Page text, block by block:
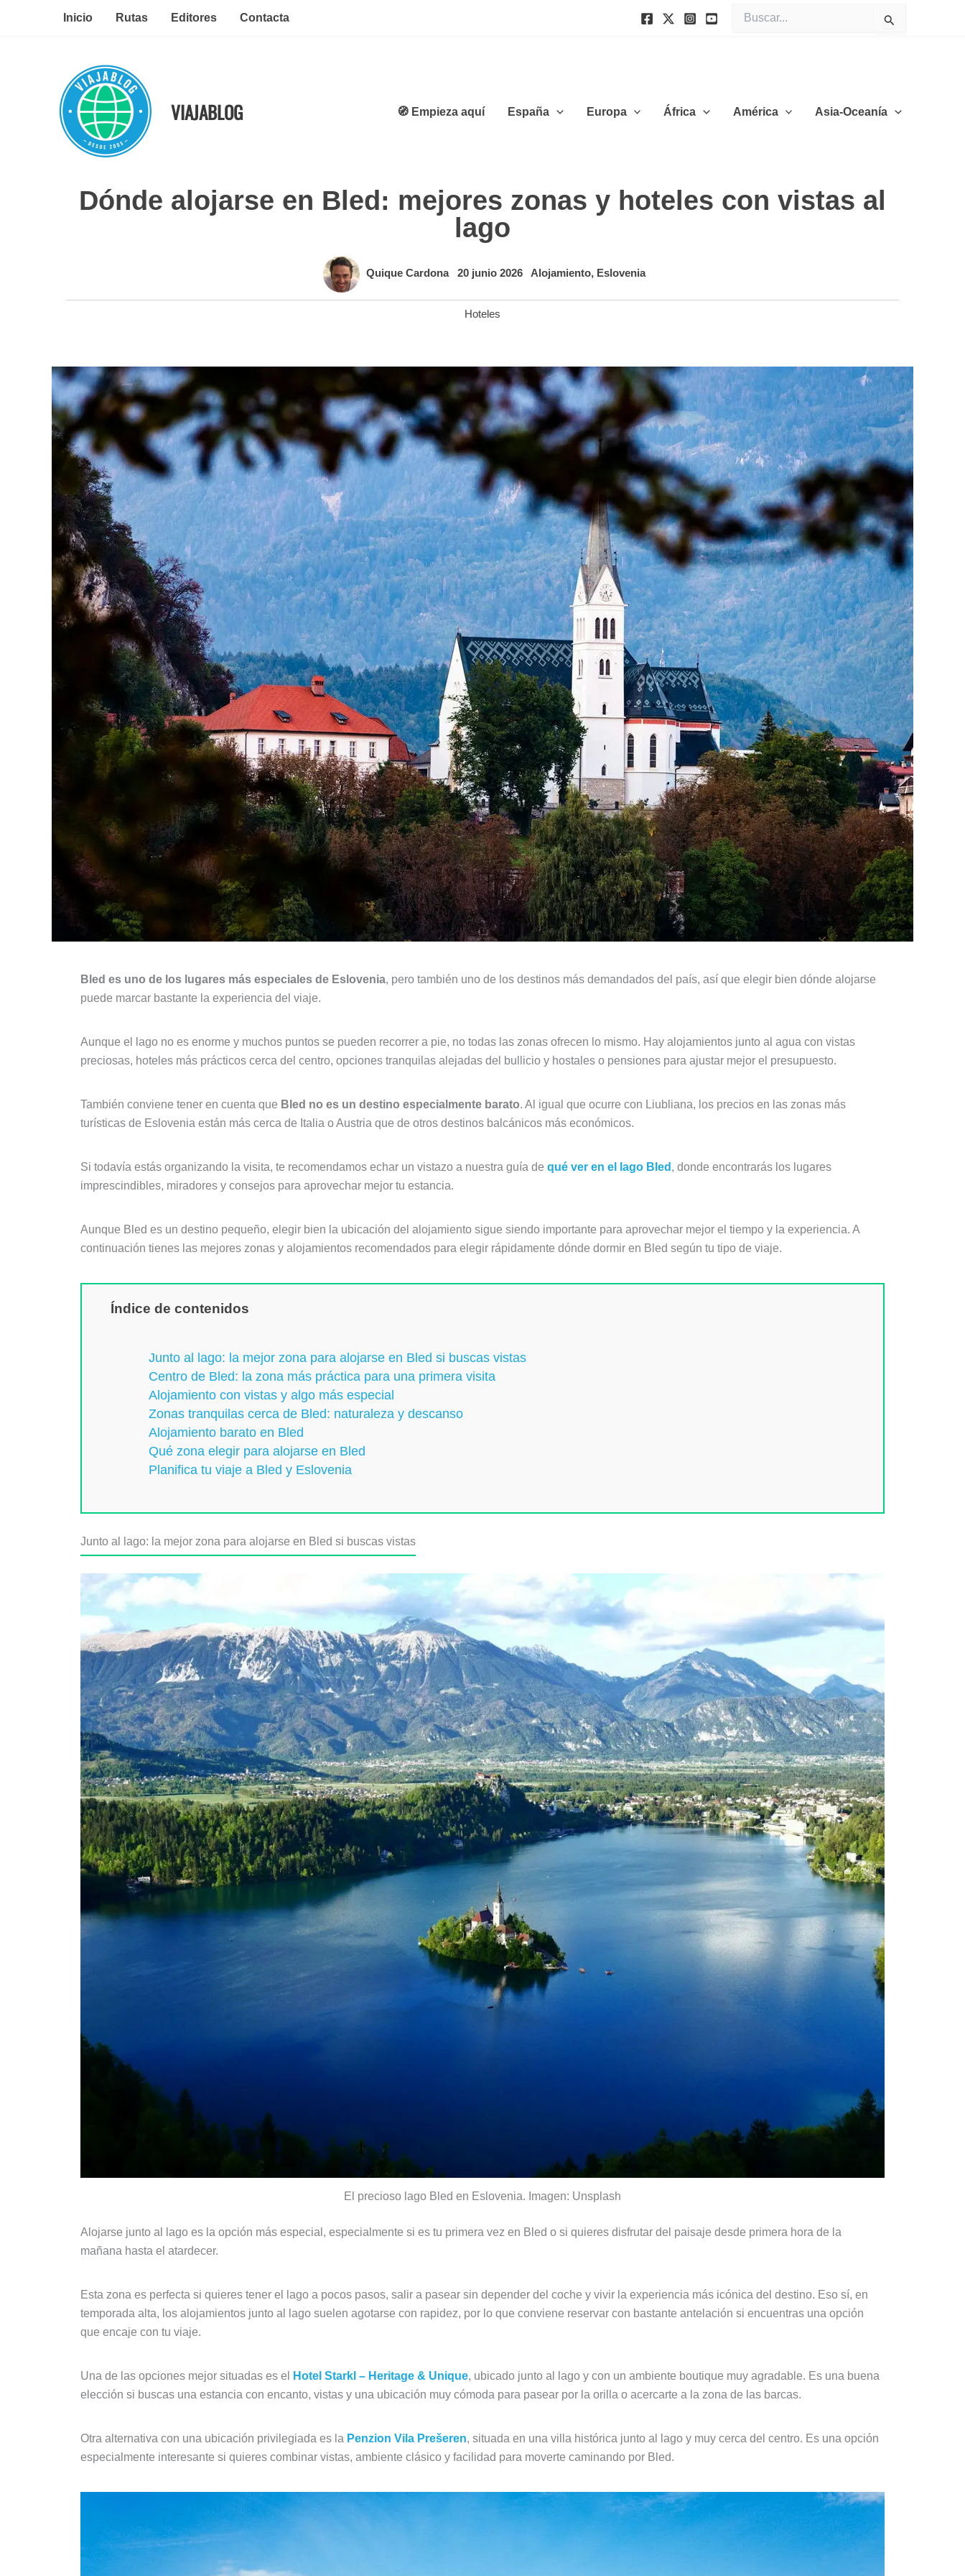
Inicio Rutas Editores Contacta
por:
VIAJABLOG 🧭 Empieza aquí España Europa África América Asia-Oceanía
Dónde alojarse en Bled: mejores zonas y hoteles con vistas al
lago
Quique Cardona 20 junio 2026 Alojamiento, Eslovenia
Hoteles
Bled es uno de los lugares más especiales de Eslovenia, pero también uno de los destinos más demandados del país, así que elegir bien dónde alojarse
puede marcar bastante la experiencia del viaje.
Aunque el lago no es enorme y muchos puntos se pueden recorrer a pie, no todas las zonas ofrecen lo mismo. Hay alojamientos junto al agua con vistas
preciosas, hoteles más prácticos cerca del centro, opciones tranquilas alejadas del bullicio y hostales o pensiones para ajustar mejor el presupuesto.
También conviene tener en cuenta que Bled no es un destino especialmente barato. Al igual que ocurre con Liubliana, los precios en las zonas más
turísticas de Eslovenia están más cerca de Italia o Austria que de otros destinos balcánicos más económicos.
Si todavía estás organizando la visita, te recomendamos echar un vistazo a nuestra guía de qué ver en el lago Bled , donde encontrarás los lugares
imprescindibles, miradores y consejos para aprovechar mejor tu estancia.
Aunque Bled es un destino pequeño, elegir bien la ubicación del alojamiento sigue siendo importante para aprovechar mejor el tiempo y la experiencia. A
continuación tienes las mejores zonas y alojamientos recomendados para elegir rápidamente dónde dormir en Bled según tu tipo de viaje.
Índice de contenidos
Junto al lago: la mejor zona para alojarse en Bled si buscas vistas
Centro de Bled: la zona más práctica para una primera visita
Alojamiento con vistas y algo más especial
Zonas tranquilas cerca de Bled: naturaleza y descanso
Alojamiento barato en Bled
Qué zona elegir para alojarse en Bled
Planifica tu viaje a Bled y Eslovenia
Junto al lago: la mejor zona para alojarse en Bled si buscas vistas
El precioso lago Bled en Eslovenia. Imagen: Unsplash
Alojarse junto al lago es la opción más especial, especialmente si es tu primera vez en Bled o si quieres disfrutar del paisaje desde primera hora de la
mañana hasta el atardecer.
Esta zona es perfecta si quieres tener el lago a pocos pasos, salir a pasear sin depender del coche y vivir la experiencia más icónica del destino. Eso sí, en
temporada alta, los alojamientos junto al lago suelen agotarse con rapidez, por lo que conviene reservar con bastante antelación si encuentras una opción
que encaje con tu viaje.
Una de las opciones mejor situadas es el Hotel Starkl – Heritage & Unique, ubicado junto al lago y con un ambiente boutique muy agradable. Es una buena
elección si buscas una estancia con encanto, vistas y una ubicación muy cómoda para pasear por la orilla o acercarte a la zona de las barcas.
Otra alternativa con una ubicación privilegiada es la Penzion Vila Prešeren, situada en una villa histórica junto al lago y muy cerca del centro. Es una opción
especialmente interesante si quieres combinar vistas, ambiente clásico y facilidad para moverte caminando por Bled.